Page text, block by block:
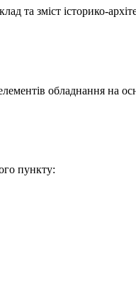
та зміст історико-
обладнання на
пункту: